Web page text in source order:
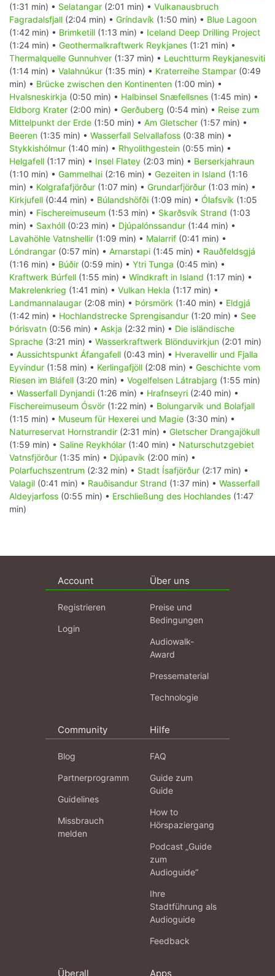
(1:31 min) • Selatangar (2:01 min) • Vulkanausbruch
Fagradalsfjall (2:04 min) • Gríndavík (1:50 min) • Blue Lagoon
(1:42 min) • Brimketill (1:13 min) • Iceland Deep Drilling Project
(1:24 min) • Geothermalkraftwerk Reykjanes (1:21 min) •
Thermalquelle Gunnuhver (1:37 min) • Leuchtturm Reykjanesviti
(1:14 min) • Valahnúkur (1:35 min) • Kraterreihe Stampar (0:49
min) • Brücke zwischen den Kontinenten (1:00 min) •
Hvalsneskirkja (0:50 min) • Halbinsel Snæfellsnes (1:45 min) •
Eldborg Krater (2:00 min) • Gerðuberg (0:54 min) • Reise zum
Mittelpunkt der Erde (1:50 min) • Am Gletscher (1:57 min) •
Beeren (1:35 min) • Wasserfall Selvallafoss (0:38 min) •
Stykkishólmur (1:40 min) • Rhyolithgestein (0:55 min) •
Helgafell (1:17 min) • Insel Flatey (2:03 min) • Berserkjahraun
(1:10 min) • Gammelhai (2:16 min) • Gezeiten in Island (1:16
min) • Kolgrafafjörður (1:07 min) • Grundarfjörður (1:03 min) •
Kirkjufell (0:44 min) • Búlandshöfði (1:09 min) • Ólafsvík (1:05
min) • Fischereimuseum (1:53 min) • Skarðsvík Strand (1:03
min) • Saxhóll (0:23 min) • Djúpalónssandur (1:44 min) •
Lavahöhle Vatnshellir (1:09 min) • Malarrif (0:41 min) •
Lóndrangar (0:57 min) • Arnarstapi (1:45 min) • Rauðfeldsgjá
(1:16 min) • Búðir (0:59 min) • Ytri Tunga (0:45 min) •
Kraftwerk Búrfell (1:55 min) • Windkraft in Island (1:17 min) •
Makrelenkrieg (1:41 min) • Vulkan Hekla (1:17 min) •
Landmannalaugar (2:08 min) • Þórsmörk (1:40 min) • Eldgjá
(1:42 min) • Hochlandstrecke Sprengisandur (1:20 min) • See
Þórisvatn (0:56 min) • Askja (2:32 min) • Die isländische
Sprache (3:21 min) • Wasserkraftwerk Blönduvirkjun (2:01 min)
• Aussichtspunkt Áfangafell (0:43 min) • Hveravellir und Fjalla
Eyvindur (1:58 min) • Kerlingafjöll (2:08 min) • Geschichte vom
Riesen im Bláfell (3:20 min) • Vogelfelsen Látrabjarg (1:55 min)
• Wasserfall Dynjandi (1:26 min) • Hrafnseyri (2:40 min) •
Fischereimuseum Ósvör (1:22 min) • Bolungarvík und Bolafjall
(1:15 min) • Museum für Hexerei und Magie (3:30 min) •
Naturreservat Hornstrandir (2:31 min) • Gletscher Drangajökull
(1:59 min) • Saline Reykhólar (1:40 min) • Naturschutzgebiet
Vatnsfjörður (1:35 min) • Djúpavík (2:00 min) •
Polarfuchszentrum (2:32 min) • Stadt Ísafjörður (2:17 min) •
Valagil (0:41 min) • Rauðisandur Strand (1:37 min) • Wasserfall
Aldeyjarfoss (0:55 min) • Erschließung des Hochlandes (1:47
min)
Account
Registrieren
Login
Über uns
Preise und
Bedingungen
Audiowalk-
Award
Pressematerial
Technologie
Community
Blog
Partnerprogramm
Guidelines
Missbrauch
melden
Hilfe
FAQ
Guide zum
Guide
How to
Hörspaziergang
Podcast „Guide
zum
Audioguide“
Ihre
Stadtführung als
Audioguide
Feedback
Überall Apps